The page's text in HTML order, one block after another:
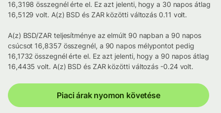
16,3198 összegnél érte el. Ez azt jelenti, hogy a 30 napos átlag
16,5129 volt. A(z) BSD és ZAR közötti változás 0.11 volt.
A(z) BSD/ZAR teljesítménye az elmúlt 90 napban a 90 napos
csúcsot 16,8357 összegnél, a 90 napos mélypontot pedig
16,1732 összegnél érte el. Ez azt jelenti, hogy a 90 napos átlag
16,4435 volt. A(z) BSD és ZAR közötti változás -0.24 volt.
Piaci árak nyomon követése